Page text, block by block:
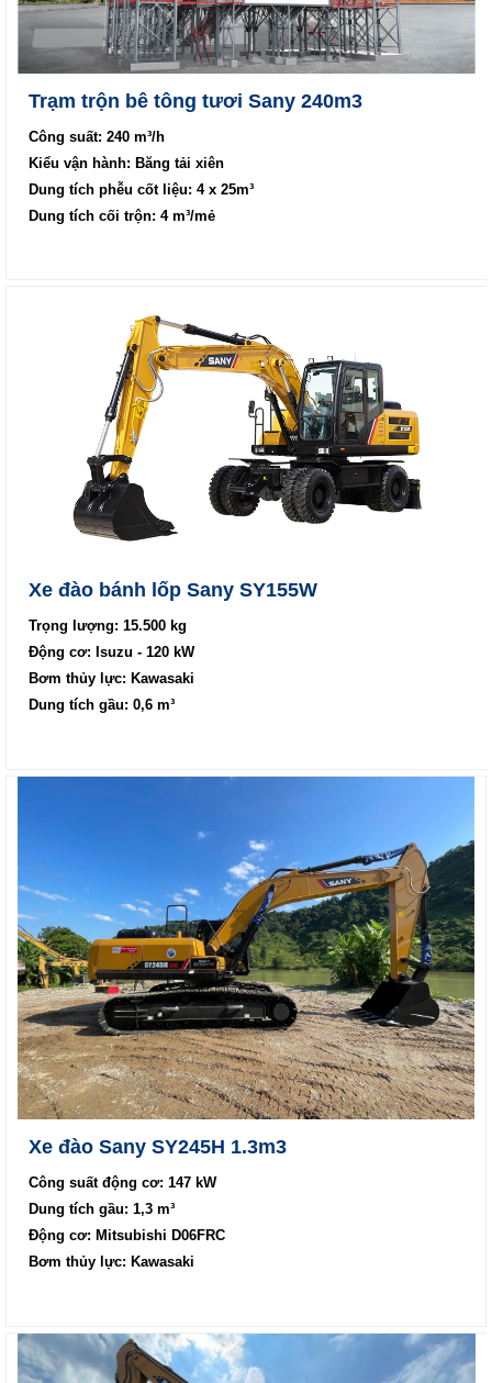
Trạm trộn bê tông tươi Sany 240m3
Công suất: 240 m³/h
Kiểu vận hành: Băng tải xiên
Dung tích phễu cốt liệu: 4 x 25m³
Dung tích cối trộn: 4 m³/mẻ
Xe đào bánh lốp Sany SY155W
Trọng lượng: 15.500 kg
Động cơ: Isuzu - 120 kW
Bơm thủy lực: Kawasaki
Dung tích gầu: 0,6 m³
Xe đào Sany SY245H 1.3m3
Công suất động cơ: 147 kW
Dung tích gầu: 1,3 m³
Động cơ: Mitsubishi D06FRC
Bơm thủy lực: Kawasaki